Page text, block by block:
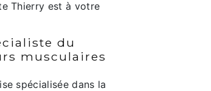
Thierry est à votre
du
musculaires
spécialisée dans la